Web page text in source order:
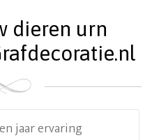
dieren urn
jaar ervaring